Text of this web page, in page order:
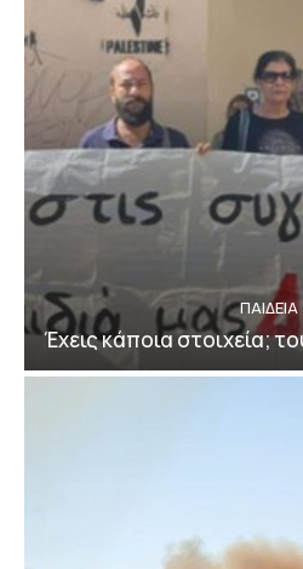
ΠΑΙΔΕΙΑ
Έχεις κάποια στοιχεία;